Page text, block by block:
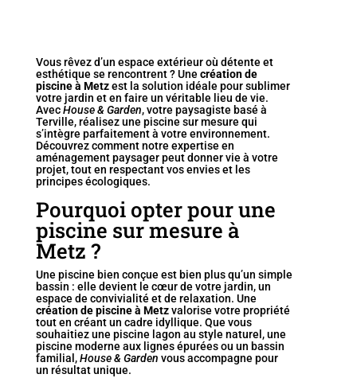
Vous rêvez d’un espace extérieur où détente et
esthétique se rencontrent ? Une création de
piscine à Metzest la solution idéale pour sublimer
votre jardin et en faire un véritable lieu de vie.
AvecHouse & Garden, votre paysagiste basé à
Terville, réalisez une piscine sur mesure qui
s’intègre parfaitement à votre environnement.
Découvrez comment notre expertise en
aménagement paysager peut donner vie à votre
projet, tout en respectant vos envies et les
principes écologiques.
Pourquoi opter pour une
piscine sur mesure à
Metz ?
Une piscine bien conçue est bien plus qu’un simple
bassin : elle devient le cœur de votre jardin, un
espace de convivialité et de relaxation. Une
création de piscine à Metzvalorise votre propriété
tout en créant un cadre idyllique. Que vous
souhaitiez une piscine lagon au style naturel, une
piscine moderne aux lignes épurées ou un bassin
familial,House & Garden vous accompagne pour
un résultat unique.